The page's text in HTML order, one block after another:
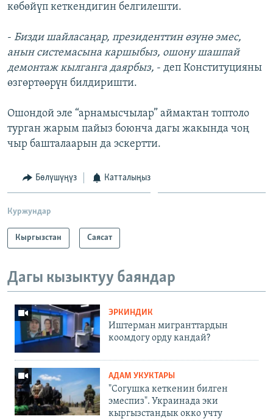
көбөйүп кеткендигин белгилешти.
- Бизди шайласаңар, президенттин өзүнө эмес,
анын системасына каршыбыз, ошону шашпай
демонтаж кылганга даярбыз, - деп Конституцияны
өзгөртөөрүн билдиришти.
Ошондой эле “арнамысчылар” аймактан топтоло
турган жарым пайыз боюнча дагы жакында чоң
чыр башталаарын да эскертти.
Бөлүшүңүз Катталыңыз
Куржундар
Кыргызстан Саясат
Дагы кызыктуу баяндар
ЭРКИНДИК
Иштерман мигранттардын
коомдогу орду кандай?
АДАМ УКУКТАРЫ
"Согушка кеткенин билген
эмеспиз". Украинада эки
кыргызстандык окко учту